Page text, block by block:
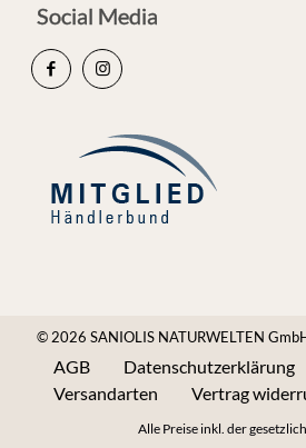
Social Media
© 2026 SANIOLIS NATURWELTEN
AGB Datenschutzerklärung
Versandarten
Vertrag
Alle Preise inkl. der